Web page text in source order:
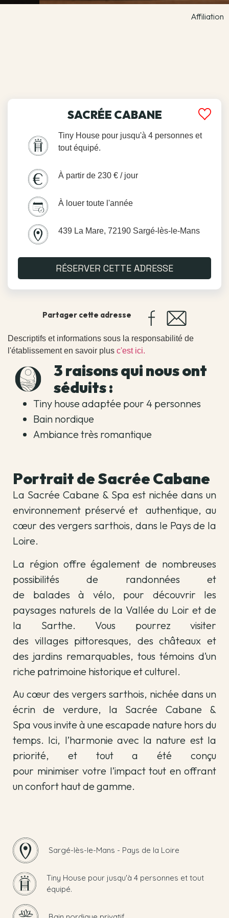
Affiliation
SACRÉE CABANE
Tiny House pour jusqu'à 4 personnes et
tout équipé.
À partir de 230 € / jour
À louer toute l'année
439 La Mare, 72190 Sargé-lès-le-Mans
RÉSERVER CETTE ADRESSE
Partager cette adresse
Descriptifs et informations sous la responsabilité de
l'établissement en savoir plus c'est ici.
3 raisons qui nous ont
séduits :
Tiny house adaptée pour 4 personnes
Bain nordique
Ambiance très romantique
Portrait de Sacrée Cabane
La Sacrée Cabane & Spa est nichée dans un
environnement préservé et authentique, au
cœur des vergers sarthois, dans le Pays de la
Loire.
La région offre également de nombreuses
possibilités de randonnées et
de balades à vélo, pour découvrir les
paysages naturels de la Vallée du Loir et de
la Sarthe. Vous pourrez visiter
des villages pittoresques, des châteaux et
des jardins remarquables, tous témoins d’un
riche patrimoine historique et culturel.
Au cœur des vergers sarthois, nichée dans un
écrin de verdure, la Sacrée Cabane &
Spa vous invite à une escapade nature hors du
temps. Ici, l’harmonie avec la nature est la
priorité, et tout a été conçu
pour minimiser votre l’impact tout en offrant
un confort haut de gamme.
Sargé-lès-le-Mans - Pays de la Loire
Tiny House pour jusqu'à 4 personnes et tout
équipé.